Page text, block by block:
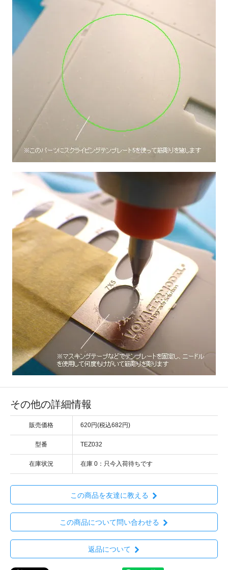
その他の詳細情報
販売価格 620円(税込682円)
型番 TEZ032
在庫状況 在庫 0：只今入荷待ちです
この商品を友達に教える
この商品について問い合わせる
返品について